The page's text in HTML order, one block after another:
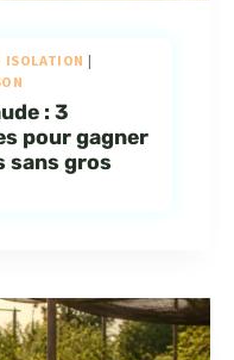
ISOLATION |
: 3
pour gagner
sans gros